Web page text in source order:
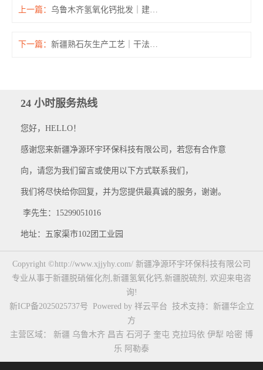
上一篇： 乌鲁木齐氢氧化钙批发｜建筑建材与腻子粉专用熟石灰
下一篇： 新疆熟石灰生产工艺｜干法与湿法氢氧化钙区别及用途
24 小时服务热线
您好，HELLO！
感谢您来新疆净源环宇环保科技有限公司，若您有合作意
向，请您为我们留言或使用以下方式联系我们，
我们将尽快给你回复，并为您提供最真诚的服务，谢谢。
李先生：15299051016
地址：五家渠市102团工业园
Copyright ©http://www.xjjyhy.com/ 新疆净源环宇环保科技有限公司
专业从事于新疆脱硝催化剂 新疆氢氧化钙 新疆脱硫剂
, 欢迎来电咨
询!
新ICP备2025025737号 Powered by 祥云平台 技术支持： 新疆华企立
方
主营区域： 新疆 乌鲁木齐 昌吉 石河子 奎屯 克拉玛依 伊犁 哈密 博
乐 阿勒泰